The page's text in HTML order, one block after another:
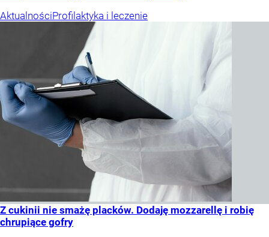
AktualnościProfilaktyka i leczenie
Z cukinii nie smażę placków. Dodaję mozzarellę i robię
chrupiące gofry